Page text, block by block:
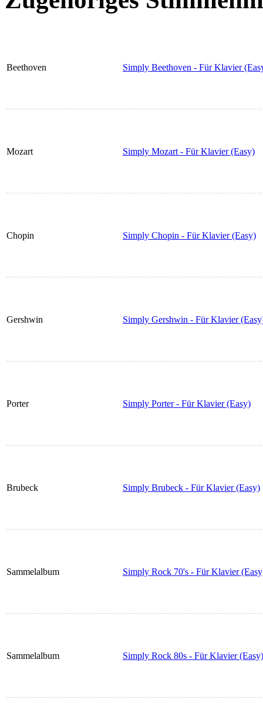
Beethoven Simply Beethoven - Für Klavier
Mozart Simply Mozart - Für Klavier (Easy)
Chopin Simply Chopin - Für Klavier (Easy)
Gershwin Simply Gershwin - Für Klavier
Porter Simply Porter - Für Klavier (Easy)
Brubeck Simply Brubeck - Für Klavier (Easy)
Sammelalbum Simply Rock 70's - Für Klavier
Sammelalbum Simply Rock 80s - Für Klavier (Easy)